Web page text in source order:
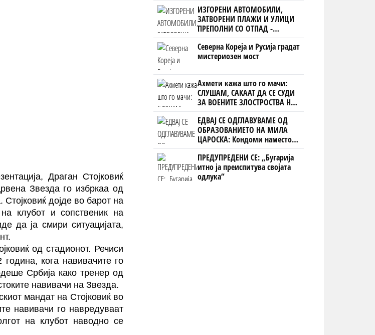
Драган Стојковиќ
Звезда го избркаа од
дојде во барот на
клубот и сопственик на
да ја смири ситуацијата,
од стадионот. Речиси
кога навивачите го
Србија како тренер од
навивачи на Звезда.
мандат на Стојковиќ во
навивачи го навредуваат
на клубот наводно се
ИЗГОРЕНИ АВТОМОБИЛИ,
ЗАТВОРЕНИ ПЛАЖИ И УЛИЦИ
ПРЕПОЛНИ СО ОТПАД -
Фнидек во хаос по
мигрантскиот бран кон Сеута
Северна Кореја и Русија градат
мистериозен мост
Ахмети кажа што го мачи:
СЛУШАМ, САКААТ ДА СЕ СУДИ
ЗА ВОЕНИТЕ ЗЛОСТРОСТВА НА
УЧК...
ЕДВАЈ СЕ ОДГЛАВУВАМЕ ОД
ОБРАЗОВАНИЕТО НА МИЛА
ЦАРОСКА: Кондоми наместо
книги
ПРЕДУПРЕДЕНИ СЕ: „Бугарија
итно ја преиспитува својата
одлука“